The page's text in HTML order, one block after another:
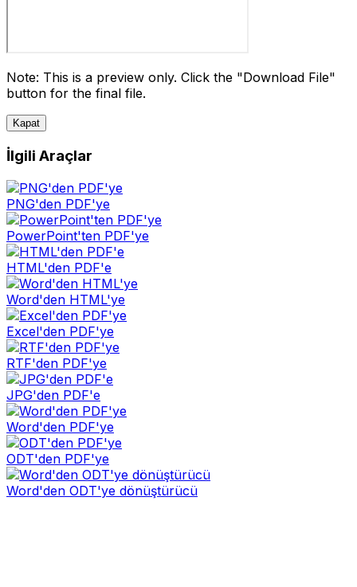
Note: This is a preview only. Click the "Download File"
button for the final file.
Kapat
İlgili Araçlar
PNG'den PDF'ye
PowerPoint'ten PDF'ye
HTML'den PDF'e
Word'den HTML'ye
Excel'den PDF'ye
RTF'den PDF'ye
JPG'den PDF'e
Word'den PDF'ye
ODT'den PDF'ye
Word'den ODT'ye dönüştürücü